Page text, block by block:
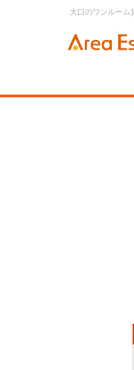
大口のワンルーム